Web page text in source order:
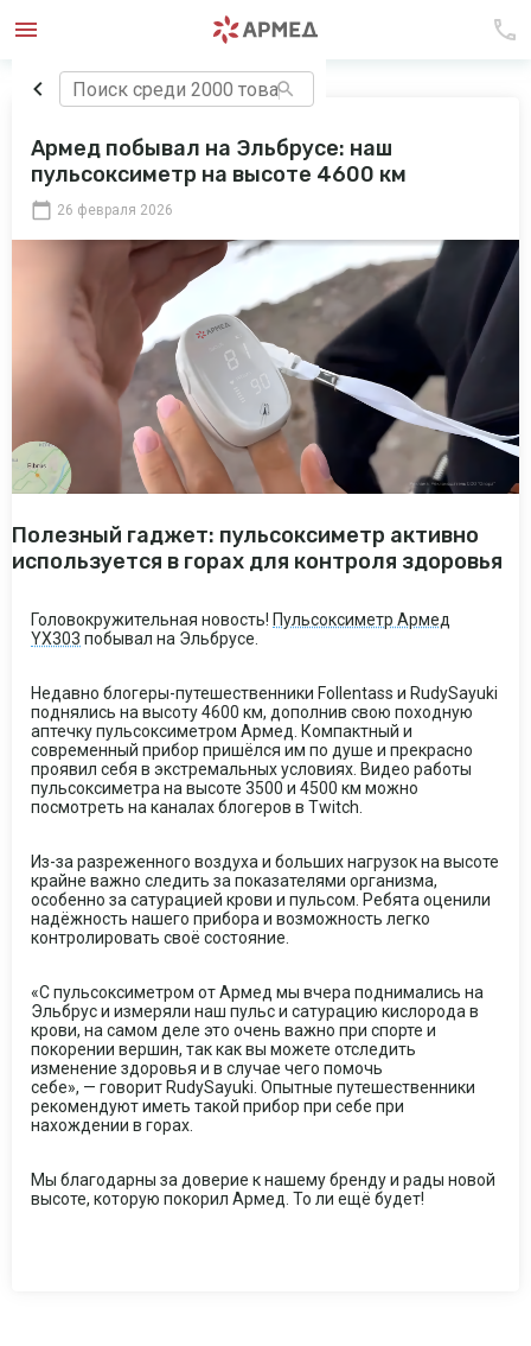
Армед побывал на Эльбрусе: наш
пульсоксиметр на высоте 4600 км
26 февраля 2026
Полезный гаджет: пульсоксиметр активно
используется в горах для контроля здоровья
Головокружительная новость! Пульсоксиметр Армед
YX303 побывал на Эльбрусе.
Недавно блогеры-путешественники Follentass и RudySayuki
поднялись на высоту 4600 км, дополнив свою походную
аптечку пульсоксиметром Армед. Компактный и
современный прибор пришёлся им по душе и прекрасно
проявил себя в экстремальных условиях. Видео работы
пульсоксиметра на высоте 3500 и 4500 км можно
посмотреть на каналах блогеров в Twitch.
Из-за разреженного воздуха и больших нагрузок на высоте
крайне важно следить за показателями организма,
особенно за сатурацией крови и пульсом. Ребята оценили
надёжность нашего прибора и возможность легко
контролировать своё состояние.
«С пульсоксиметром от Армед мы вчера поднимались на
Эльбрус и измеряли наш пульс и сатурацию кислорода в
крови, на самом деле это очень важно при спорте и
покорении вершин, так как вы можете отследить
изменение здоровья и в случае чего помочь
себе», — говорит RudySayuki. Опытные путешественники
рекомендуют иметь такой прибор при себе при
нахождении в горах.
Мы благодарны за доверие к нашему бренду и рады новой
высоте, которую покорил Армед. То ли ещё будет!